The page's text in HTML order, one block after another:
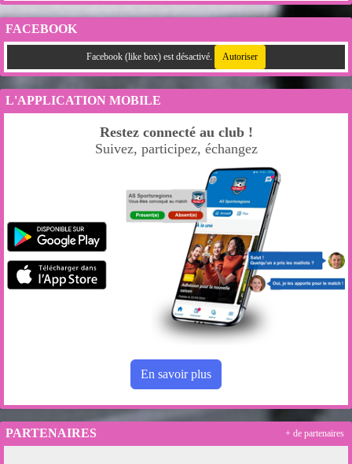
FACEBOOK
Facebook (like box) est désactivé. Autoriser
L'APPLICATION MOBILE
Restez connecté au club !
Suivez, participez, échangez
En savoir plus
PARTENAIRES + de partenaires